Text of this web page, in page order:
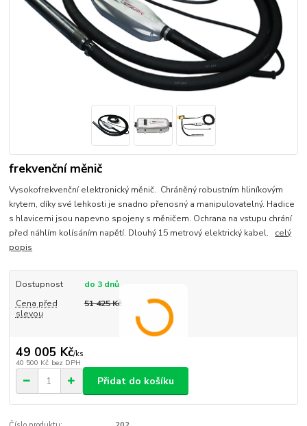
frekvenční měnič
Vysokofrekvenční elektronický měnič. Chráněný robustním hliníkovým
krytem, díky své lehkosti je snadno přenosný a manipulovatelný. Hadice
s hlavicemi jsou napevno spojeny s měničem. Ochrana na vstupu chrání
před náhlím kolísáním napětí. Dlouhý 15 metrový elektrický kabel. celý
popis
Dostupnost
do 3 dnů
Cena před
slevou
51 425 Kč
49 005 Kč/ks
40 500 Kč bez DPH
Přidat do košíku